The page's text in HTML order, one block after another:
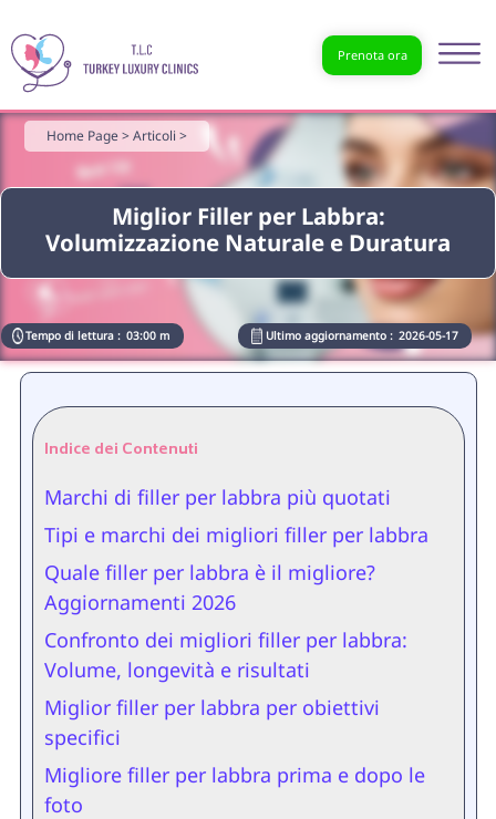
Prenota ora
Miglior Filler per Labbra:
Volumizzazione Naturale e Duratura
Home Page >Articoli >
Tempo di lettura : 03:00 m Ultimo aggiornamento : 2026-05-17
Indice dei Contenuti
Marchi di filler per labbra più quotati
Tipi e marchi dei migliori filler per labbra
Quale filler per labbra è il migliore?
Aggiornamenti 2026
Confronto dei migliori filler per labbra:
Volume, longevità e risultati
Miglior filler per labbra per obiettivi
specifici
Migliore filler per labbra prima e dopo le
foto